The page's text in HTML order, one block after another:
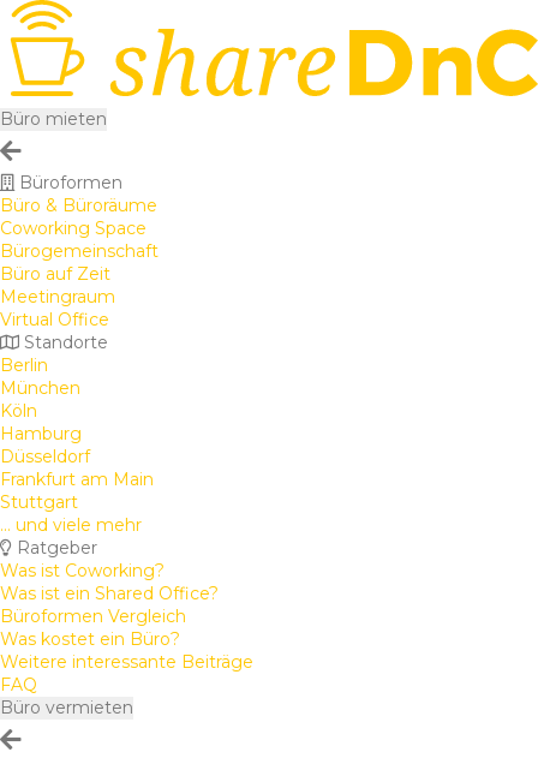
Büro mieten
Büroformen
Büro & Büroräume
Coworking Space
Bürogemeinschaft
Büro auf Zeit
Meetingraum
Virtual Office
Standorte
Berlin
München
Köln
Hamburg
Düsseldorf
Frankfurt am Main
Stuttgart
... und viele mehr
Ratgeber
Was ist Coworking?
Was ist ein Shared Office?
Büroformen Vergleich
Was kostet ein Büro?
Weitere interessante Beiträge
FAQ
Büro vermieten